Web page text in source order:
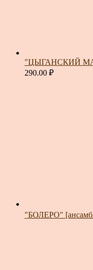
"ЦЫГАНСКИЙ
290.00 ₽
"БОЛЕРО"